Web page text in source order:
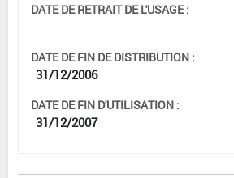
DATE DE RETRAIT DE L'USAGE :
-
DATE DE FIN DE DISTRIBUTION :
31/12/2006
DATE DE FIN D'UTILISATION :
31/12/2007